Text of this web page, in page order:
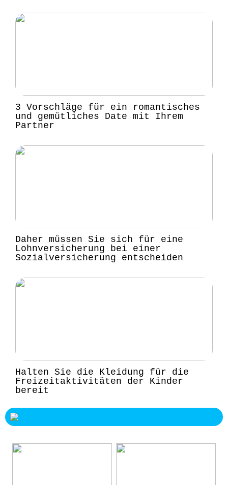
3 Vorschläge für ein romantisches
und gemütliches Date mit Ihrem
Partner
Daher müssen Sie sich für eine
Lohnversicherung bei einer
Sozialversicherung entscheiden
Halten Sie die Kleidung für die
Freizeitaktivitäten der Kinder
bereit